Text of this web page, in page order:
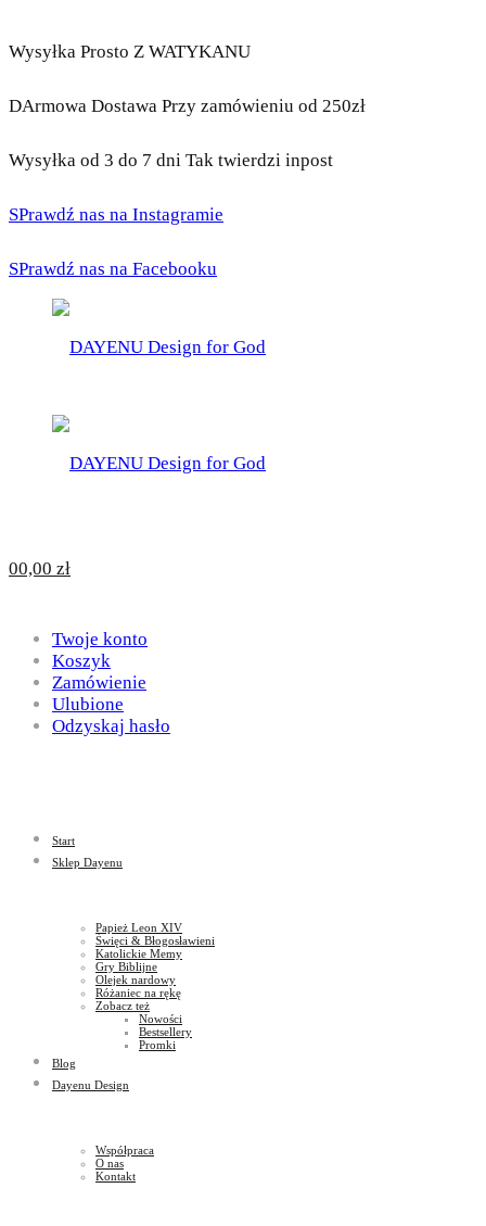
Wysyłka Prosto Z WATYKANU
DArmowa Dostawa Przy zamówieniu od 250zł
Wysyłka od 3 do 7 dni Tak twierdzi inpost
SPrawdź nas na Instagramie
SPrawdź nas na Facebooku
for
God
DAYENU
Design
God
00,00 zł
Twoje konto
Koszyk
Zamówienie
Ulubione
Odzyskaj hasło
Start
Sklep Dayenu
Papież Leon XIV
Święci & Błogosławieni
Katolickie Memy
Gry Biblijne
Olejek nardowy
Różaniec na rękę
Zobacz też
Nowości
Bestsellery
Promki
Blog
Dayenu Design
Współpraca
O nas
Kontakt